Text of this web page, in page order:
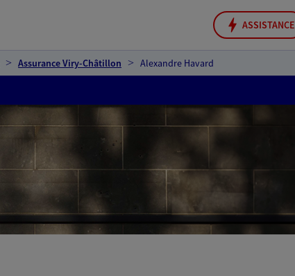
ASSISTANCE
Assurance Viry-Châtillon Alexandre Havard